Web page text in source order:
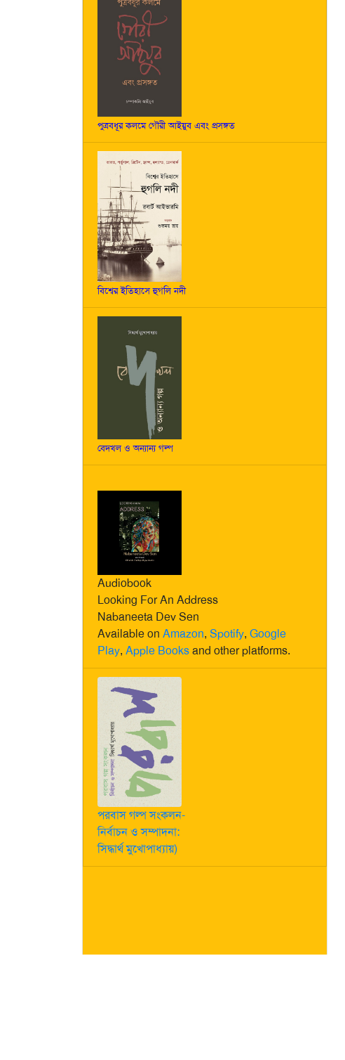
পুত্রবধূর কলমে গৌরী আইয়ুব এবং প্রসঙ্গত
বিশ্বের ইতিহাসে হুগলি নদী
বেদখল ও অন্যান্য গল্প
Audiobook
Looking For An Address
Nabaneeta Dev Sen
Available on Amazon, Spotify, Google
Play, Apple Booksand other platforms.
পরবাস গল্প সংকলন-
নির্বাচন ও সম্পাদনা:
সিদ্ধার্থ মুখোপাধ্যায়)